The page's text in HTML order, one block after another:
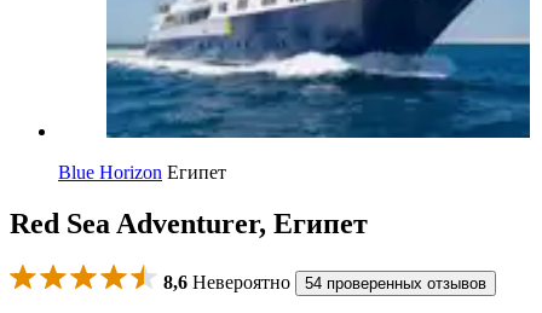
Blue Horizon Египет
Red Sea Adventurer, Египет
8,6 Невероятно 54 проверенных отзывов